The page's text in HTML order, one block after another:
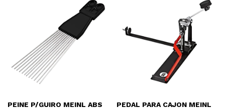
PEINE P/GUIRO MEINL ABS
PEDAL PARA CAJON MEINL